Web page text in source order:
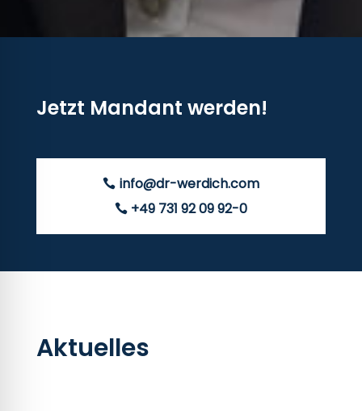
Jetzt Mandant werden!
info@dr-werdich.com
+49 731 92 09 92-0
Aktuelles